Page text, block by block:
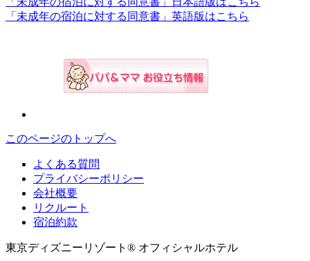
「未成年の宿泊に対する同意書」英語版はこちら
このページのトップへ
よくある質問
プライバシーポリシー
会社概要
リクルート
宿泊約款
東京ディズニーリゾート® オフィシャルホテル